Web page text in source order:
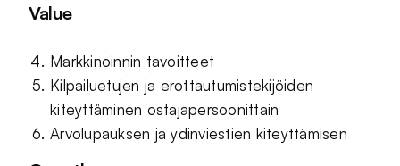
Value
Markkinoinnin tavoitteet
Kilpailuetujen ja erottautumistekijöiden
kiteyttäminen ostajapersoonittain
Arvolupauksen ja ydinviestien kiteyttämisen